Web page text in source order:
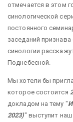
отмечается в этом
синологической
постоянного
заседаний
синологии
Поднебесной.
Мы хотели бы
которое состоится
докладом на тему "
2023)" выступит наш